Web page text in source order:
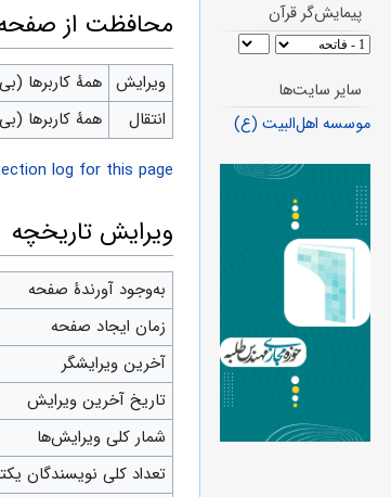
محافظت از
ویرایش همهٔ کاربرها
انتقال
همهٔ کاربرها
log for this page.
ویرایش تاریخچه
به‌وجود آورندهٔ صفحه
زمان ایجاد صفحه
آخرین ویرایشگر
تاریخ آخرین ویرایش
شمار کلی ویرایش‌ها
تعداد کلی نویسندگان
پیمایش‌گر قرآن
سایر سایت‌ها
موسسه اهل‌البیت (ع)